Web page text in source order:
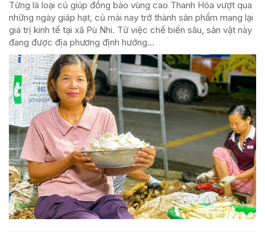
Từng là loại củ giúp đồng bào vùng cao Thanh Hóa vượt qua
những ngày giáp hạt, củ mài nay trở thành sản phẩm mang lại
giá trị kinh tế tại xã Pù Nhi. Từ việc chế biến sâu, sản vật này
đang được địa phương định hướng...